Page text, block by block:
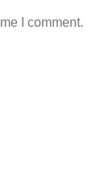
I comment.